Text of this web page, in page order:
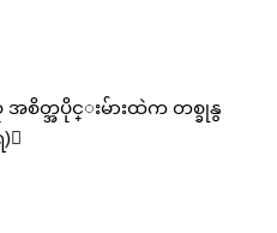
အစိတ္အပိုင္းမ်ားထဲက တစ္ခုနွ